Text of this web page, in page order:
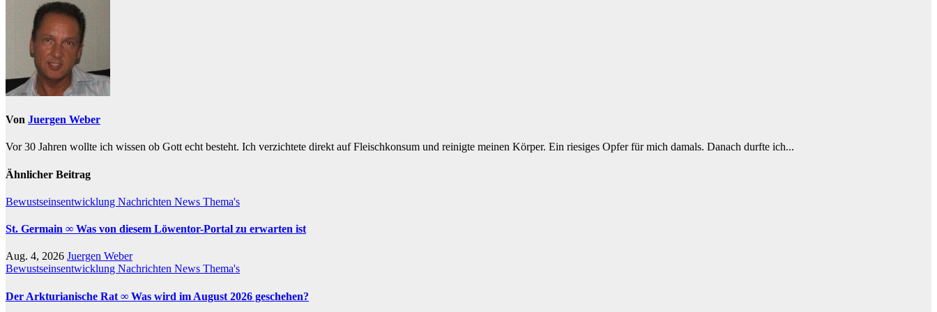
Von Juergen Weber
Vor 30 Jahren wollte ich wissen ob Gott echt besteht. Ich verzichtete direkt auf Fleischkonsum und reinigte meinen Körper. Ein riesiges Opfer für mich damals. Danach durfte ich...
Ähnlicher Beitrag
Bewustseinsentwicklung Nachrichten News Thema's
St. Germain ∞ Was von diesem Löwentor-Portal zu erwarten ist
Aug. 4, 2026 Juergen Weber
Bewustseinsentwicklung Nachrichten News Thema's
Der Arkturianische Rat ∞ Was wird im August 2026 geschehen?